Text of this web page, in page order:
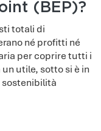
(BEP)?
totali di
né profitti né
per coprire tutti i
utile, sotto si è in
sostenibilità